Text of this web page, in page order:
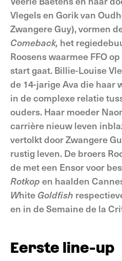
Vlegels en Gorik van
Zwangere Guy), vormen
Comeback, het
Roosens waarmee FFO
start gaat. Billie-Louise
de 14-jarige Ava die haar
in de complexe relatie
ouders. Haar moeder
carrière nieuw leven
vertolkt door Zwangere
rustig leven. De broers
de met een Ensor voor
Rotkop en haalden
White Goldfish
en in de Semaine de la
Eerste line-up